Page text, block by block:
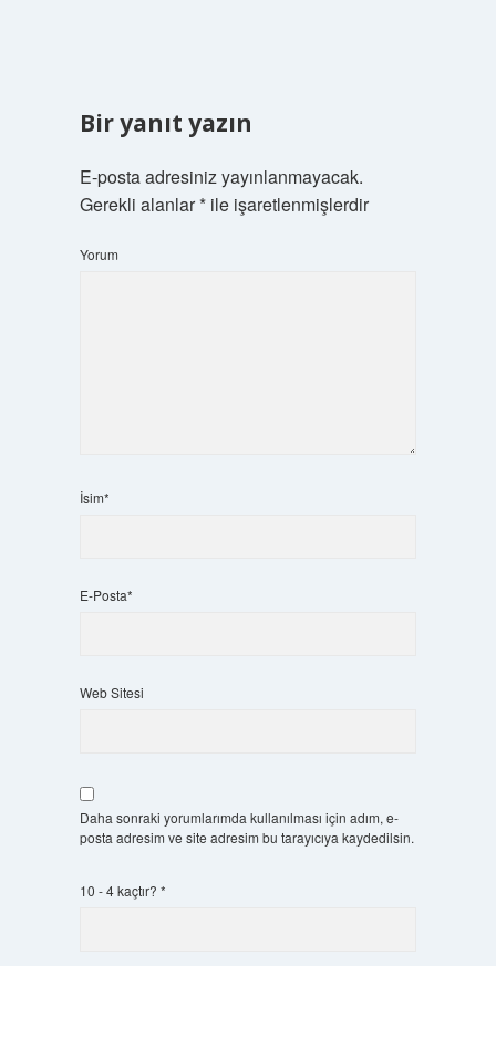
Bir yanıt yazın
E-posta adresiniz yayınlanmayacak.
Gerekli alanlar*ile işaretlenmişlerdir
Yorum
İsim*
E-Posta*
Web Sitesi
Daha sonraki yorumlarımda kullanılması için adım, e-
posta adresim ve site adresim bu tarayıcıya kaydedilsin.
10 - 4 kaçtır? *